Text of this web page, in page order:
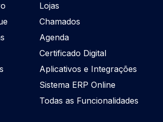
Lojas
Chamados
Agenda
Certificado Digital
Aplicativos e Integrações
Sistema ERP Online
Todas as Funcionalidades